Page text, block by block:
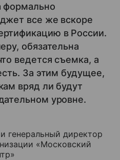
формально
все же вскоре
в России.
обязательна
ведется съемка, а
За этим будущее,
вряд ли будут
уровне.
генеральный директор
«Московский